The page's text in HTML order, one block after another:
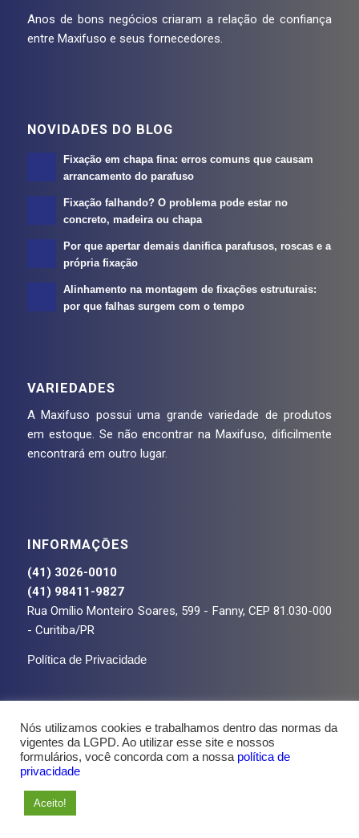
Anos de bons negócios criaram a relação de confiança
entre Maxifuso e seus fornecedores.
NOVIDADES DO BLOG
Fixação em chapa fina: erros comuns que causam
arrancamento do parafuso
Fixação falhando? O problema pode estar no
concreto, madeira ou chapa
Por que apertar demais danifica parafusos, roscas e a
própria fixação
Alinhamento na montagem de fixações estruturais:
por que falhas surgem com o tempo
VARIEDADES
A Maxifuso possui uma grande variedade de produtos
em estoque. Se não encontrar na Maxifuso, dificilmente
encontrará em outro lugar.
INFORMAÇÕES
(41) 3026-0010
(41) 98411-9827
Rua Omílio Monteiro Soares, 599 - Fanny, CEP 81.030-000
- Curitiba/PR
Política de Privacidade
Nós utilizamos cookies e trabalhamos dentro das normas da
vigentes da LGPD. Ao utilizar esse site e nossos
formulários, você concorda com a nossa política de
privacidade
Aceito!